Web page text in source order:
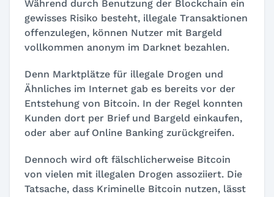
Während durch Benutzung der Blockchain ein
gewisses Risiko besteht, illegale Transaktionen
offenzulegen, können Nutzer mit Bargeld
vollkommen anonym im Darknet bezahlen.
Denn Marktplätze für illegale Drogen und
Ähnliches im Internet gab es bereits vor der
Entstehung von Bitcoin. In der Regel konnten
Kunden dort per Brief und Bargeld einkaufen,
oder aber auf Online Banking zurückgreifen.
Dennoch wird oft fälschlicherweise Bitcoin
von vielen mit illegalen Drogen assoziiert. Die
Tatsache, dass Kriminelle Bitcoin nutzen, lässt